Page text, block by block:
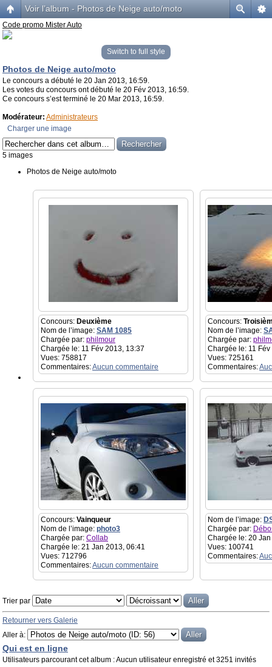
Voir l’album - Photos de Neige auto/moto
Code promo Mister Auto
Switch to full style
Photos de Neige auto/moto
Le concours a débuté le 20 Jan 2013, 16:59.
Les votes du concours ont débuté le 20 Fév 2013, 16:59.
Ce concours s’est terminé le 20 Mar 2013, 16:59.
Modérateur: Administrateurs
Charger une image
5 images
Photos de Neige auto/moto
Concours: Deuxième
Nom de l’image: SAM 1085
Chargée par: philmour
Chargée le: 11 Fév 2013, 13:37
Vues: 758817
Commentaires:Aucun commentaire
Concours:
Nom de l’image:
Chargée par:
Chargée le: 11
Vues: 725161
Commentaires:
Concours: Vainqueur
Nom de l’image: photo3
Chargée par: Collab
Chargée le: 21 Jan 2013, 06:41
Vues: 712796
Commentaires:Aucun commentaire
Nom de l’image:
Chargée par:
Chargée le: 20
Vues: 100741
Commentaires:
Trier par
Retourner vers Galerie
Aller à:
Qui est en ligne
Utilisateurs parcourant cet album : Aucun utilisateur enregistré et 3251 invités